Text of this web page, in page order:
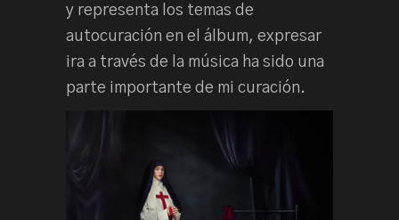
y representa los temas de
autocuración en el álbum, expresar
ira a través de la música ha sido una
parte importante de mi curación.